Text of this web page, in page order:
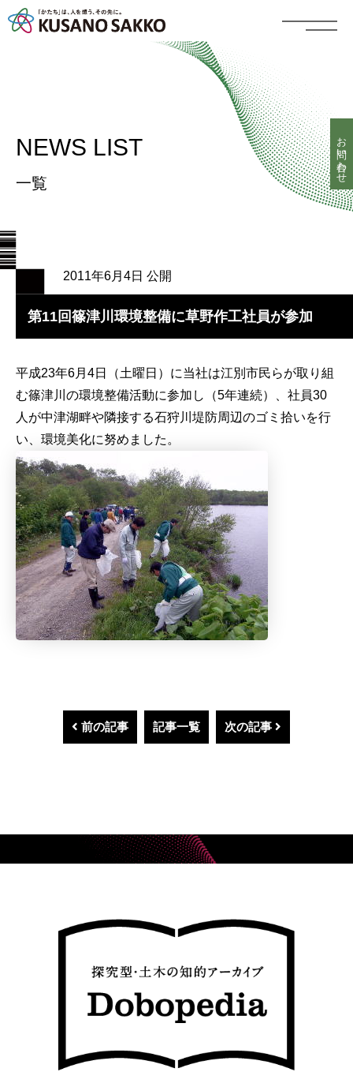
NEWS LIST
一覧
2011年6月4日 公開
第11回篠津川環境整備に草野作工社員が参加
平成23年6月4日（土曜日）に当社は江別市民らが取り組
む篠津川の環境整備活動に参加し（5年連続）、社員30
人が中津湖畔や隣接する石狩川堤防周辺のゴミ拾いを行
い、環境美化に努めました。
前の記事 記事一覧 次の記事
お問い合わせ